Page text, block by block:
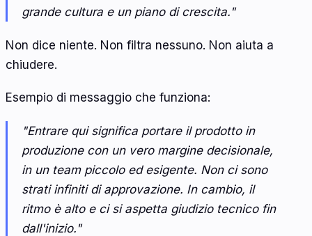
grande cultura e un piano di crescita."
Non dice niente. Non filtra nessuno. Non aiuta a
chiudere.
Esempio di messaggio che funziona:
"Entrare qui significa portare il prodotto in
produzione con un vero margine decisionale,
in un team piccolo ed esigente. Non ci sono
strati infiniti di approvazione. In cambio, il
ritmo è alto e ci si aspetta giudizio tecnico fin
dall'inizio."